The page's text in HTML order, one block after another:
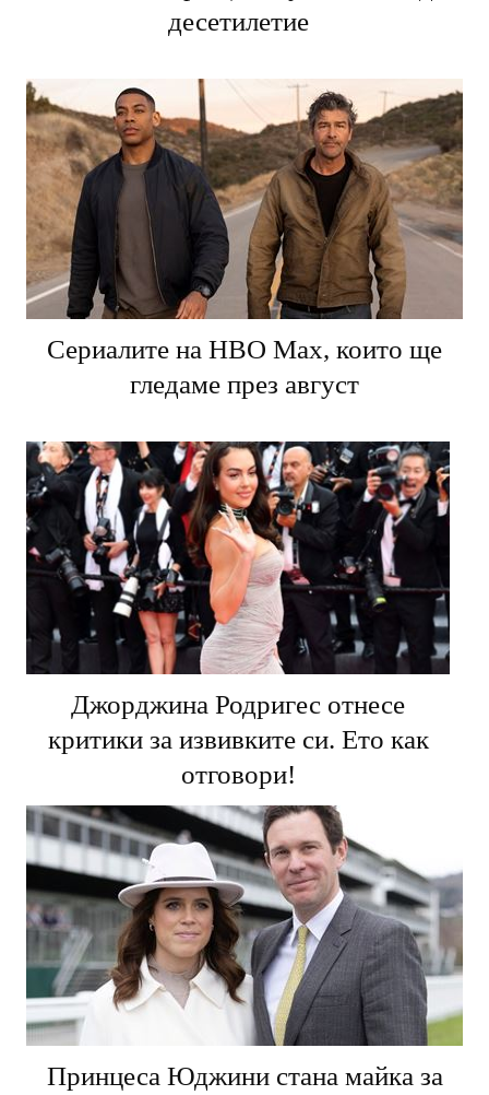
десетилетие
Сериалите на HBO Max, които ще
гледаме през август
Джорджина Родригес отнесе
критики за извивките си. Ето как
отговори!
Принцеса Юджини стана майка за